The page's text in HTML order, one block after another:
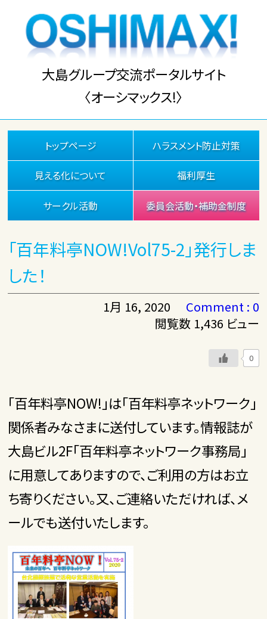
大島グループ交流ポータルサイト
〈オーシマックス!〉
トップページ ハラスメント防止対策
見える化について 福利厚生
サークル活動 委員会活動・補助金制度
「百年料亭NOW!Vol75-2」発行しま
した！
1月 16, 2020
Comment : 0
閲覧数 1,436 ビュー
0
「百年料亭NOW!」は「百年料亭ネットワーク」
関係者みなさまに送付しています。情報誌が
大島ビル2F「百年料亭ネットワーク事務局」
に用意してありますので、ご利用の方はお立
ち寄りください。又、ご連絡いただければ、メ
ールでも送付いたします。